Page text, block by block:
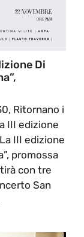
Di
Ritornano i
III edizione
III edizione
promossa
con tre
San